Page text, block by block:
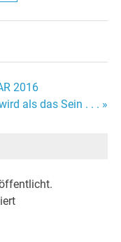
2016
als das Sein . . . »